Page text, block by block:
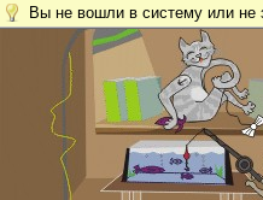
Вы не вошли в систему или не